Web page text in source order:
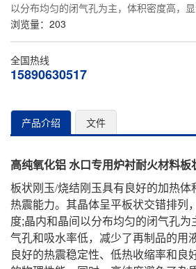
以分布均匀的闭气孔为主，体积密度高，显
浏览量： 203
全国热线
15890630517
产品介绍 文件
高纯氧化铝 水口专用炉衬耐火材料板
板状刚玉/烧结刚玉具有良好的加热体
热震能力。 其晶体呈平板状交错排列
度;晶内和晶间以分布均匀的闭气孔为
气孔和吸水率低，减少了再制品的用
良好的热震稳定性、低热收缩率和良